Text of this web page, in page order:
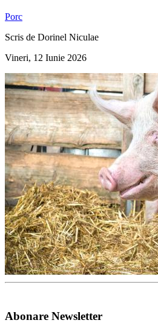
Porc
Scris de Dorinel Niculae
Vineri, 12 Iunie 2026
Abonare Newsletter